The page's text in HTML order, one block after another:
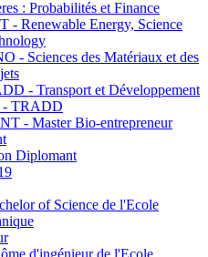
: Probabilités et Finance
- Renewable Energy, Science
- Sciences des Matériaux et des
- Transport et Développement
- TRADD
- Master Bio-entrepreneur
Diplomant
of Science de l'Ecole
d'ingénieur de l'Ecole